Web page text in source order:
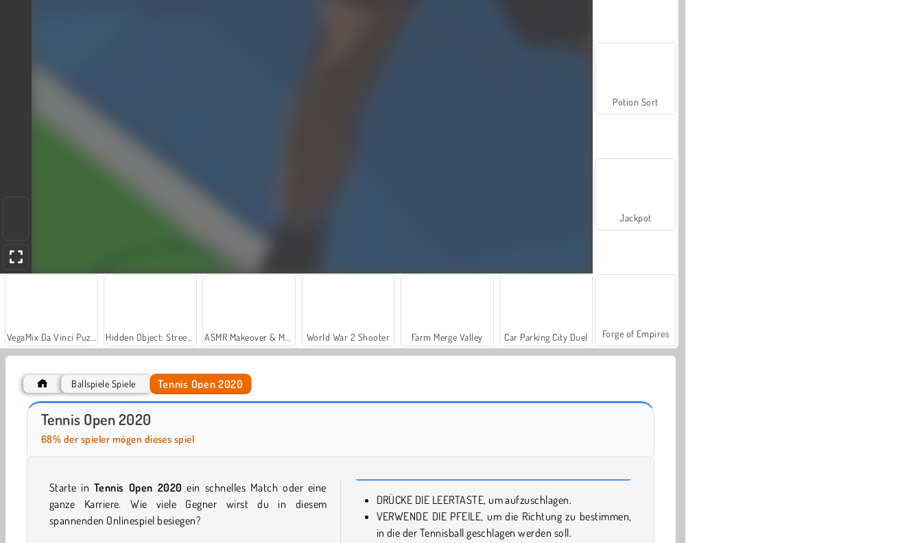
World War 2 Shooter Farm Merge Valley Car Parking City Duel
Royal Story
Potion Sort
Jackpot
Forge of Empires
Ballspiele Spiele Tennis Open 2020
Tennis Open 2020
68% der spieler mögen dieses spiel
Starte in Tennis Open 2020 ein schnelles Match oder eine
ganze Karriere. Wie viele Gegner wirst du in diesem
spannenden Onlinespiel besiegen?
DRÜCKE DIE LEERTASTE, um aufzuschlagen.
VERWENDE DIE PFEILE, um die Richtung zu bestimmen,
in die der Tennisball geschlagen werden soll.